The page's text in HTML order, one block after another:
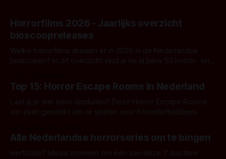
Horrorfilms 2026 - Jaarlijks overzicht
bioscoopreleases
Welke horrorfilms draaien er in 2026 in de Nederlandse
bioscopen? In dit overzicht vind je nu al bijna 50 horror- en
Top 15: Horror Escape Rooms in Nederland
Laat jij je wel eens opsluiten? Deze Horror Escape Rooms
zijn zeer geschikt om te spelen voor horrorliefhebbers.
Alle Nederlandse horrorseries om te bingen
Herfstdip? Ideaal moment om één van deze 7 duistere